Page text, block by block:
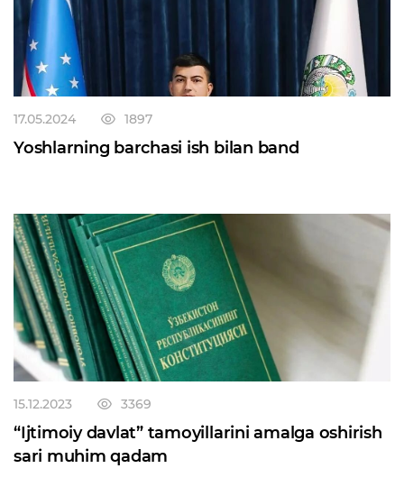
17.05.2024 1897
Yoshlarning barchasi ish bilan band
15.12.2023 3369
“Ijtimoiy davlat” tamoyillarini amalga oshirish
sari muhim qadam